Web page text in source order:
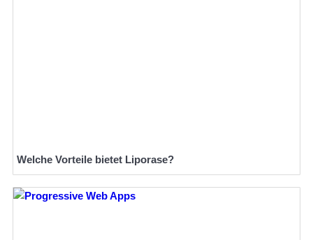
Welche Vorteile bietet Liporase?